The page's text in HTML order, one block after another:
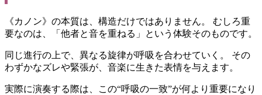
《カノン》の本質は、構造だけではありません。 むしろ重
要なのは、「他者と音を重ねる」という体験そのものです。
同じ進行の上で、異なる旋律が呼吸を合わせていく。 その
わずかなズレや緊張が、音楽に生きた表情を与えます。
実際に演奏する際は、この“呼吸の一致”が何より重要になり